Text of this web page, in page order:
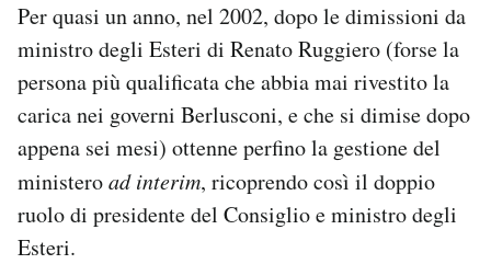
Per quasi un anno, nel 2002, dopo le dimissioni da
ministro degli Esteri di Renato Ruggiero (forse la
persona più qualificata che abbia mai rivestito la
carica nei governi Berlusconi, e che si dimise dopo
appena sei mesi) ottenne perfino la gestione del
ministeroad interim, ricoprendo così il doppio
ruolo di presidente del Consiglio e ministro degli
Esteri.